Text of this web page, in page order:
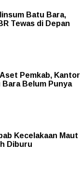
Batu Bara,
Tewas di Depan
Pemkab, Kantor
Belum Punya
Kecelakaan Maut
Diburu